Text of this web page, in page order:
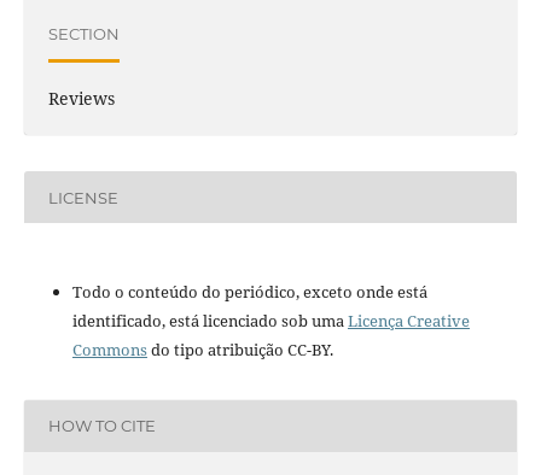
SECTION
Reviews
LICENSE
Todo o conteúdo do periódico, exceto onde está
identificado, está licenciado sob uma Licença Creative
Commonsdo tipo atribuição CC-BY.
HOW TO CITE